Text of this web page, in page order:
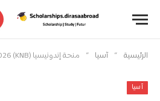
الرئيسية » آسيا » منحة إندونيسيا (KNB) 2026 | ممولة بالكامل من الحكومة الإندونيسية لجميع الجنسيات
آسيا